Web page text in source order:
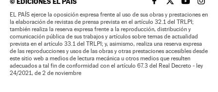
EL PAÍS BRASIL EN
EL PAÍSEL PAÍS
EL
EL PAÍS ejerce la oposición expresa frente al uso de sus obras y prestaciones en
la elaboración de revistas de prensa prevista en el artículo 32.1 del TRLPI;
también realiza la reserva expresa frente a la reproducción, distribución y
comunicación pública de sus trabajos y artículos sobre temas de actualidad
prevista en el artículo 33.1 del TRLPI; y, asimismo, realiza una reserva expresa
de las reproducciones y usos de las obras y otras prestaciones accesibles desde
este sitio web a medios de lectura mecánica u otros medios que resulten
adecuados a tal fin de conformidad con el artículo 67.3 del Real Decreto - ley
24/2021, de 2 de noviembre